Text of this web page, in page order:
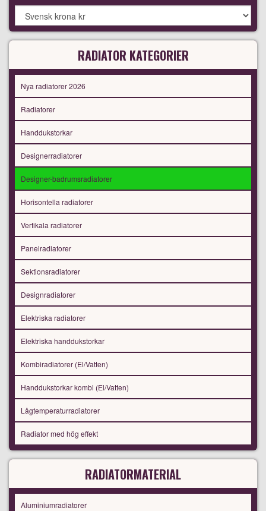
RADIATOR KATEGORIER
Nya radiatorer 2026
Radiatorer
Handdukstorkar
Designerradiatorer
Designer-badrumsradiatorer
Horisontella radiatorer
Vertikala radiatorer
Panelradiatorer
Sektionsradiatorer
Designradiatorer
Elektriska radiatorer
Elektriska handdukstorkar
Kombiradiatorer (El/Vatten)
Handdukstorkar kombi (El/Vatten)
Lågtemperaturradiatorer
Radiator med hög effekt
RADIATORMATERIAL
Aluminiumradiatorer